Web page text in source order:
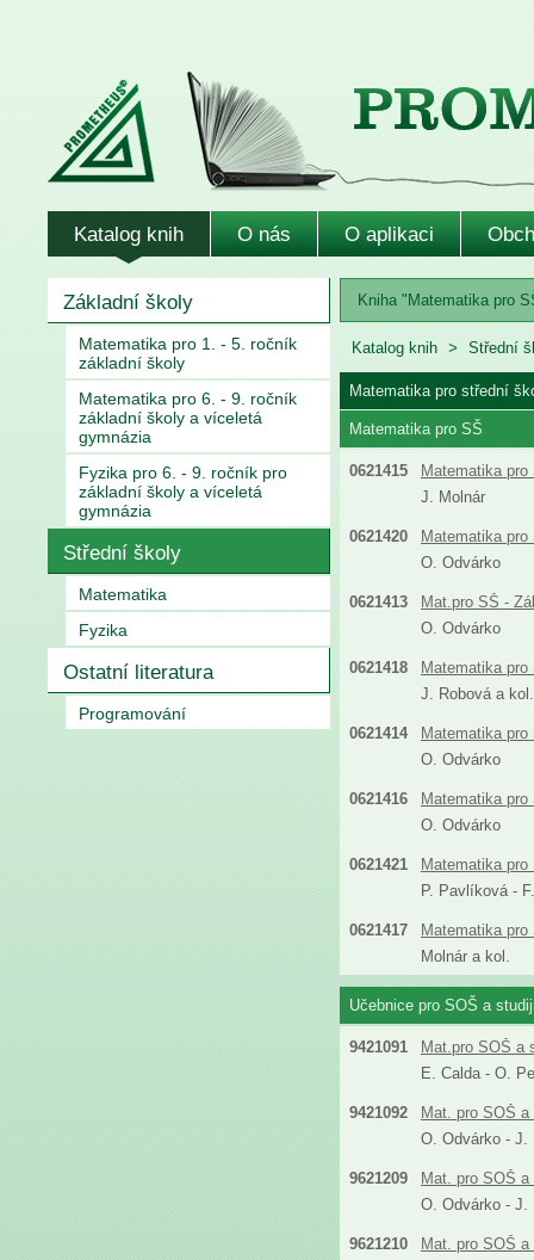
Katalog knih O nás O aplikaci
Základní školy
Matematika pro 1. - 5. ročník
základní školy
Matematika pro 6. - 9. ročník
základní školy a víceletá
gymnázia
Fyzika pro 6. - 9. ročník pro
základní školy a víceletá
gymnázia
Střední školy
Matematika
Fyzika
Ostatní literatura
Programování
Kniha "Matematika pro
Katalog knih Střední
Matematika pro střední
Matematika pro SŠ
0621415
Matematika
J. Molnár
0621420
Matematika
O. Odvárko
0621413
Mat.pro SŠ -
O. Odvárko
0621418
Matematika
J. Robová a kol.
0621414
Matematika
O. Odvárko
0621416
Matematika
O. Odvárko
0621421
Matematika
P. Pavlíková -
0621417
Matematika
Molnár a kol.
Učebnice pro SOŠ a
9421091
Mat.pro SOŠ a
E. Calda - O.
9421092
Mat. pro SOŠ
O. Odvárko - J.
9621209
Mat. pro SOŠ
O. Odvárko - J.
9621210
Mat. pro SOŠ